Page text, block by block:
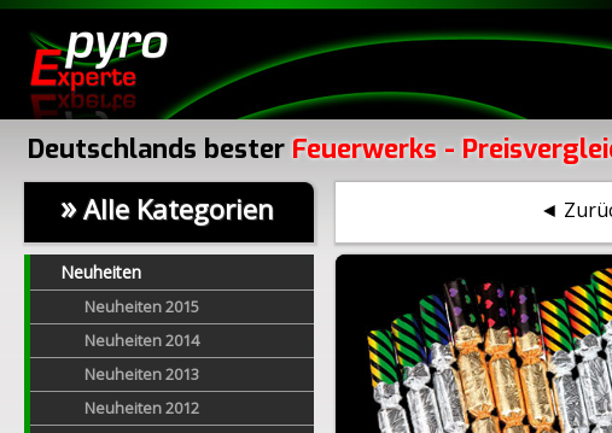
Deutschlands bester Feuerwerks -
»Alle Kategorien
Neuheiten
Neuheiten 2015
Neuheiten 2014
Neuheiten 2013
Neuheiten 2012
◄